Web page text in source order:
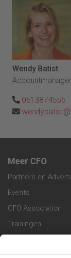
Wendy Batist
Accountmanager
0613874555
Meer CFO
Partners en
Events
CFO Association
Trainingen
Vacatures